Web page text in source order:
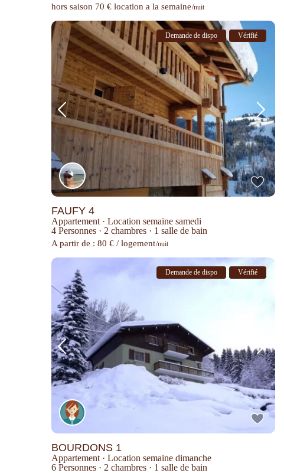
hors saison 70 € location a la semaine/nuit
Demande de dispo Vérifié
FAUFY 4
Appartement · Location semaine samedi
4 Personnes · 2 chambres · 1 salle de bain
A partir de : 80 € / logement/nuit
Demande de dispo Vérifié
BOURDONS 1
Appartement · Location semaine dimanche
6 Personnes · 2 chambres · 1 salle de bain